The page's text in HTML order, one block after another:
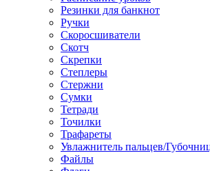
Резинки для банкнот
Ручки
Скоросшиватели
Скотч
Скрепки
Степлеры
Стержни
Сумки
Тетради
Точилки
Трафареты
Увлажнитель пальцев/
Файлы